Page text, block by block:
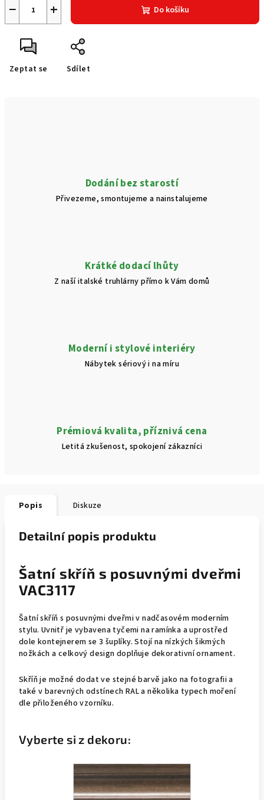
+
− Do košíku
Zeptat se Sdílet
Dodání bez starostí
Přivezeme, smontujeme a nainstalujeme
Krátké dodací lhůty
Z naší italské truhlárny přímo k Vám domů
Moderní i stylové interiéry
Nábytek sériový i na míru
Prémiová kvalita, příznivá cena
Letitá zkušenost, spokojení zákazníci
Popis Diskuze
Detailní popis produktu
Šatní skříň s posuvnými dveřmi
VAC3117
Šatní skříň s posuvnými dveřmi v nadčasovém moderním
stylu. Uvnitř je vybavena tyčemi na ramínka a uprostřed
dole kontejnerem se 3 šuplíky. Stojí na nízkých šikmých
nožkách a celkový design doplňuje dekorativní ornament.
Skříň je možné dodat ve stejné barvě jako na fotografii a
také v barevných odstínech RAL a několika typech moření
dle přiloženého vzorníku.
Vyberte si z dekoru: